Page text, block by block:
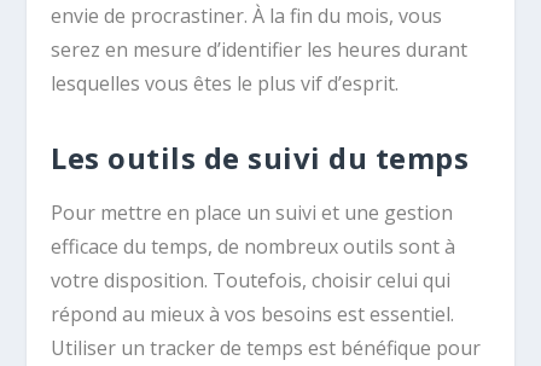
envie de procrastiner. À la fin du mois, vous
serez en mesure d’identifier les heures durant
lesquelles vous êtes le plus vif d’esprit.
Les outils de suivi du temps
Pour mettre en place un suivi et une gestion
efficace du temps, de nombreux outils sont à
votre disposition. Toutefois, choisir celui qui
répond au mieux à vos besoins est essentiel.
Utiliser un tracker de temps est bénéfique pour